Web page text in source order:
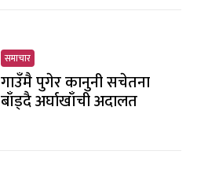
समाचार
गाउँमै पुगेर कानुनी सचेतना
बाँड्दै अर्घाखाँची अदालत